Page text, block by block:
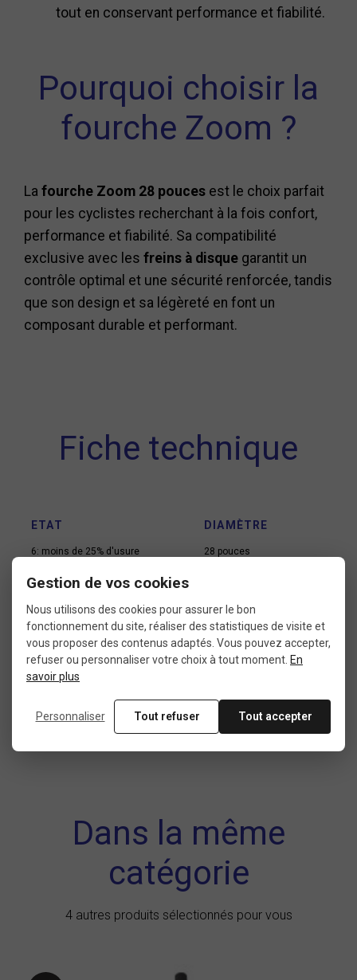
tout en conservant performance et fiabilité.
Pourquoi choisir la
fourche Zoom ?
La fourche Zoom 28 pouces est le choix parfait
pour les cyclistes recherchant à la fois confort,
performance et fiabilité. Sa compatibilité
exclusive avec les freins à disque garantit un
contrôle optimal et une sécurité renforcée, tandis
que son design et sa légèreté en font un
composant durable et performant.
Fiche technique
ETAT
6: moins de 25% d'usure
DIAMÈTRE
28 pouces
DIAMÈTRE DE
PIVOT DE FOURCHE
1"1/8
USAGE
VTC
Vélo cargo
Vélo électrique
Dans la même
catégorie
4 autres produits sélectionnés pour vous
Gestion de vos cookies
Nous utilisons des cookies pour assurer le bon
fonctionnement du site, réaliser des statistiques de visite et
vous proposer des contenus adaptés. Vous pouvez accepter,
refuser ou personnaliser votre choix à tout moment. En
savoir plus
Personnaliser Tout refuser Tout accepter